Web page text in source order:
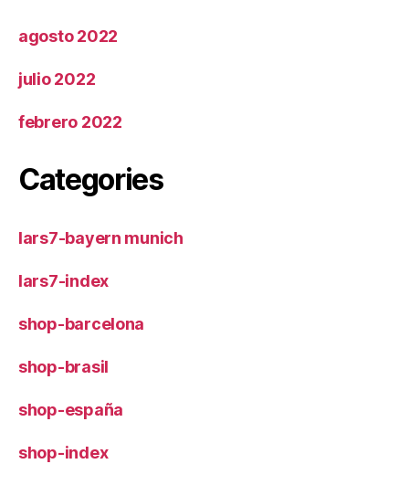
agosto 2022
julio 2022
febrero 2022
Categories
lars7-bayern munich
lars7-index
shop-barcelona
shop-brasil
shop-españa
shop-index